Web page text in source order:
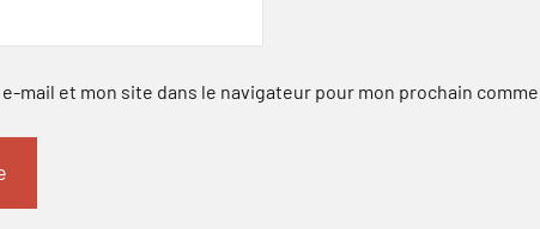
mail et mon site dans le navigateur pour mon prochain